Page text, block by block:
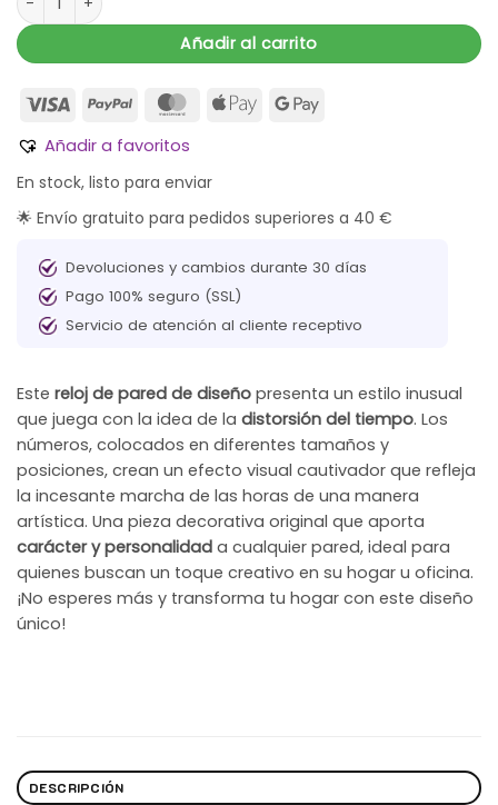
Añadir al carrito
Añadir a favoritos
En stock, listo para enviar
🌟 Envío gratuito para pedidos superiores a 40 €
Devoluciones y cambios durante 30 días
Pago 100% seguro (SSL)
Servicio de atención al cliente receptivo
Este reloj de pared de diseño presenta un estilo inusual
que juega con la idea de la distorsión del tiempo. Los
números, colocados en diferentes tamaños y
posiciones, crean un efecto visual cautivador que refleja
la incesante marcha de las horas de una manera
artística. Una pieza decorativa original que aporta
carácter y personalidad a cualquier pared, ideal para
quienes buscan un toque creativo en su hogar u oficina.
¡No esperes más y transforma tu hogar con este diseño
único!
DESCRIPCIÓN